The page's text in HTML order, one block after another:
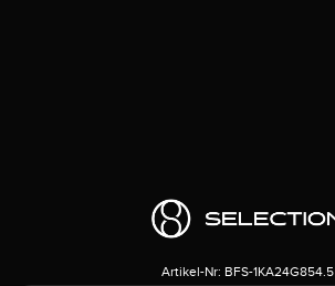
Artikel-Nr: BFS-1KA24G854.5